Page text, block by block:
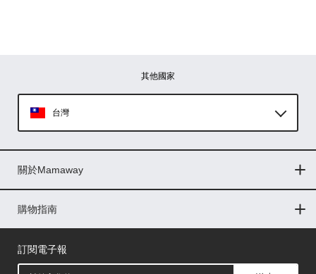
其他國家
台灣
印尼
馬來西亞
關於Mamaway
門市據點
最新消息
品牌故事
人力招募
媒體花絮
隱私權聲明
CSR企業社會責任
購物指南
購物常見問題
退換貨問題
儲值金使用條款
購買儲值金
發票問題
會員權益
線上留言
吸乳器-免費體驗
訂閱電子報